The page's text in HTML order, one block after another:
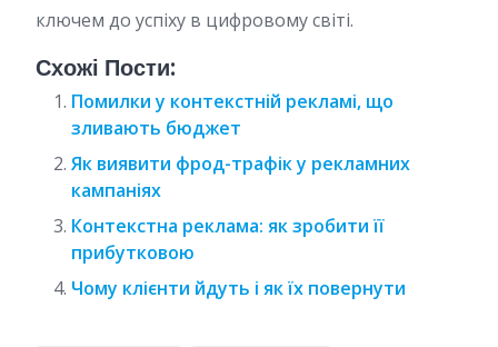
ключем до успіху в цифровому світі.
Схожі Пости:
Помилки у контекстній рекламі, що
зливають бюджет
Як виявити фрод-трафік у рекламних
кампаніях
Контекстна реклама: як зробити її
прибутковою
Чому клієнти йдуть і як їх повернути